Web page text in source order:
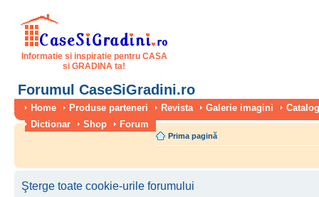
Informatie si inspiratie pentru CASA
si GRADINA ta!
Forumul CaseSiGradini.ro
Home Produse parteneri Revista Galerie imagini
Dictionar
Shop Forum
Prima pagină
Şterge toate cookie-urile forumului